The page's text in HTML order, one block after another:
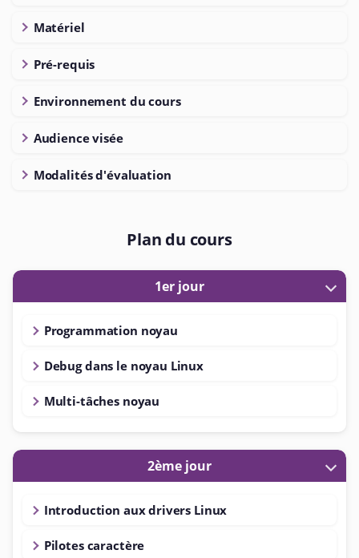
Matériel
Pré-requis
Environnement du cours
Audience visée
Modalités d'évaluation
Plan du cours
1er jour
Programmation noyau
Debug dans le noyau Linux
Multi-tâches noyau
2ème jour
Introduction aux drivers Linux
Pilotes caractère